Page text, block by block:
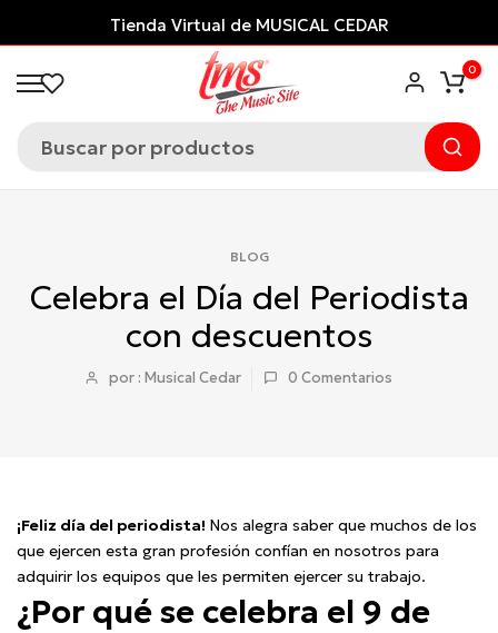
al
contenido
Tienda Virtual de MUSICAL CEDAR
0
BLOG
Celebra el Día del Periodista
con descuentos
por : Musical Cedar 0 Comentarios
¡Feliz día del periodista! Nos alegra saber que muchos de los
que ejercen esta gran profesión confían en nosotros para
adquirir los equipos que les permiten ejercer su trabajo.
¿Por qué se celebra el 9 de